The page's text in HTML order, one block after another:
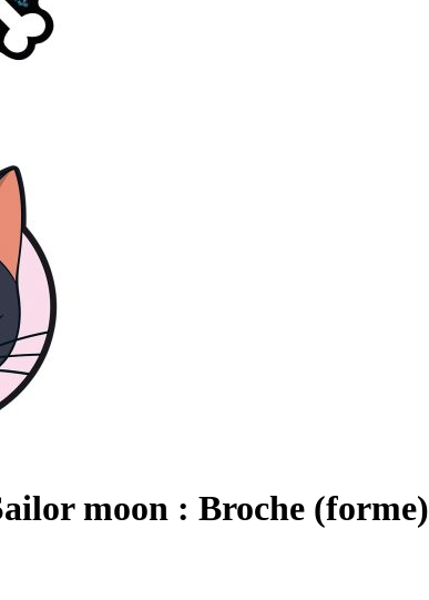
moon : Broche (forme)